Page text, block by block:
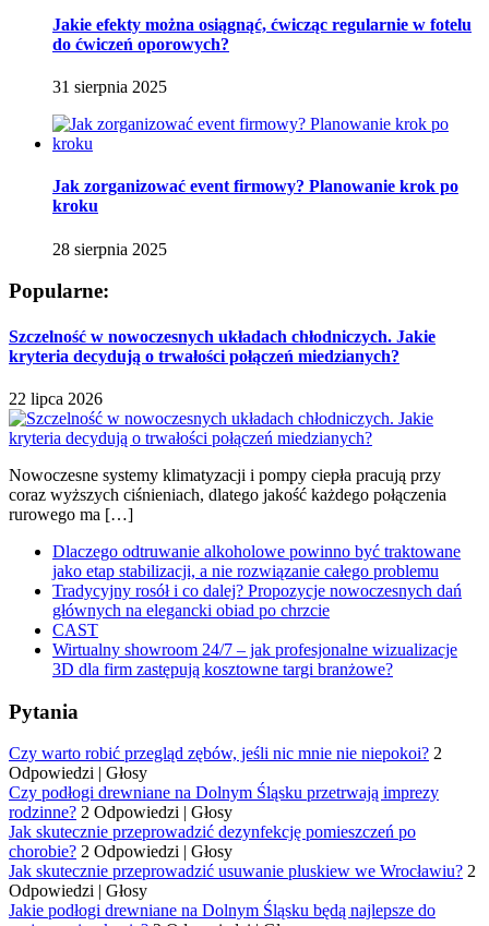
Jakie efekty można osiągnąć, ćwicząc regularnie w fotelu
do ćwiczeń oporowych?
31 sierpnia 2025
Jak zorganizować event firmowy? Planowanie krok po
kroku
28 sierpnia 2025
Popularne:
Szczelność w nowoczesnych układach chłodniczych. Jakie
kryteria decydują o trwałości połączeń miedzianych?
22 lipca 2026
Nowoczesne systemy klimatyzacji i pompy ciepła pracują przy
coraz wyższych ciśnieniach, dlatego jakość każdego połączenia
rurowego ma […]
Dlaczego odtruwanie alkoholowe powinno być traktowane
jako etap stabilizacji, a nie rozwiązanie całego problemu
Tradycyjny rosół i co dalej? Propozycje nowoczesnych dań
głównych na elegancki obiad po chrzcie
CAST
Wirtualny showroom 24/7 – jak profesjonalne wizualizacje
3D dla firm zastępują kosztowne targi branżowe?
Pytania
Czy warto robić przegląd zębów, jeśli nic mnie nie niepokoi? 2
Odpowiedzi | Głosy
Czy podłogi drewniane na Dolnym Śląsku przetrwają imprezy
rodzinne? 2 Odpowiedzi | Głosy
Jak skutecznie przeprowadzić dezynfekcję pomieszczeń po
chorobie? 2 Odpowiedzi | Głosy
Jak skutecznie przeprowadzić usuwanie pluskiew we Wrocławiu? 2
Odpowiedzi | Głosy
Jakie podłogi drewniane na Dolnym Śląsku będą najlepsze do